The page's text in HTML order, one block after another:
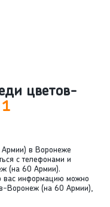
цветов-
1
в Воронеже
с телефонами и
(на 60 Армии).
информацию можно
Воронеж (на 60 Армии),